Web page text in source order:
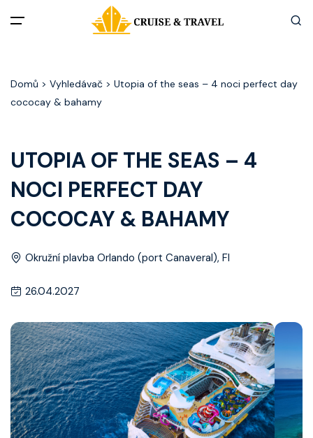
Akční nabídky
Zážitky z plaveb
Užitečné informace
Články
Kontakt
Vyhledat plavbu
Domů > Vyhledávač > Utopia of the seas – 4 noci perfect day
cococay & bahamy
UTOPIA OF THE SEAS – 4
NOCI PERFECT DAY
COCOCAY & BAHAMY
Okružní plavba Orlando (port Canaveral), Fl
26.04.2027